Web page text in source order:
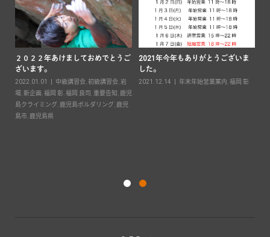
２０２２年あけましておめでとうご
ざいます。
2022.01.01 中級講習会, 初級講習会, 岩
場, 新企画 福岡 彰 福岡 良司 重要告知
鹿児
島クライミング, 鹿児島ボルダリング, 鹿児
島市, 鹿児島県
2021年今年もありがとうございま
した。
2021.12.14 年末年始営業案内 福岡 彰